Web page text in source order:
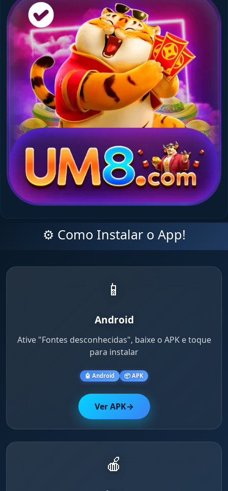
⚙️ Como Instalar o App!
📱
Android
Ative "Fontes desconhecidas", baixe o APK e toque
para instalar
🤖 Android 📦 APK
Ver APK→
🍎